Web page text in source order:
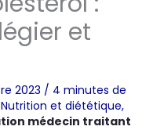
et
2023 / 4 minutes de
Nutrition et diététique,
médecin traitant